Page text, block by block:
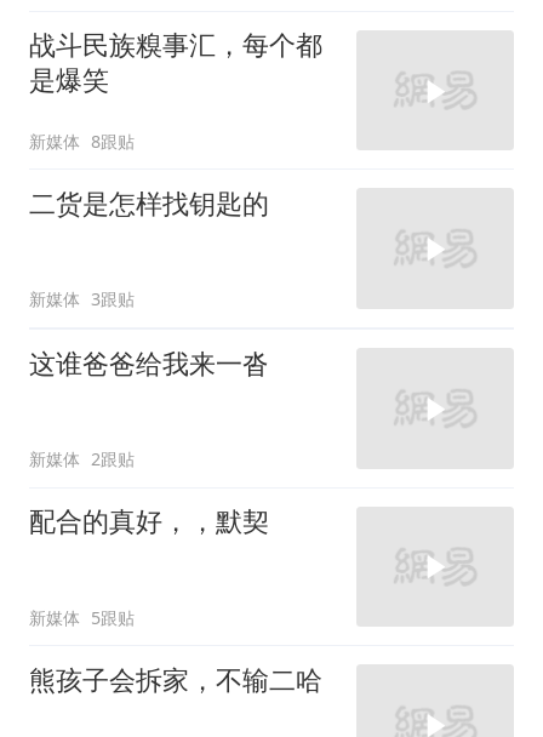
战斗民族糗事汇，每个都
是爆笑
新媒体 8跟贴
二货是怎样找钥匙的
新媒体 3跟贴
这谁爸爸给我来一沓
新媒体 2跟贴
配合的真好，，默契
新媒体 5跟贴
熊孩子会拆家，不输二哈